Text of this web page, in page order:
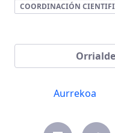
COORDINACIÓN
Aurrekoa